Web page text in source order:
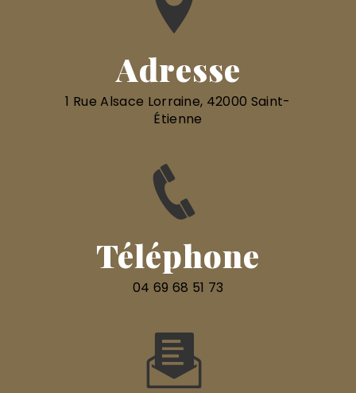
Adresse
1 Rue Alsace Lorraine, 42000 Saint-
Étienne
Téléphone
04 69 68 51 73